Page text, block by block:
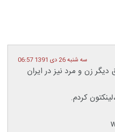
سه شنبه 26 دی 1391 06:57
زن و مرد نیز در ایران
کردم.